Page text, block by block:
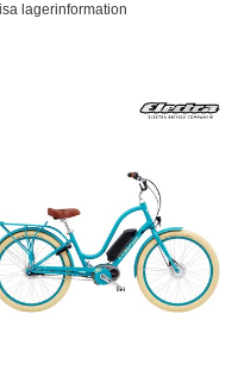
lagerinformation